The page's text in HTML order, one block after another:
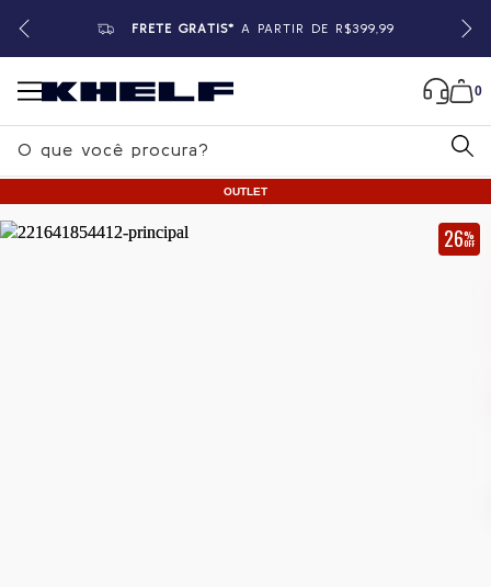
FRETE GRÁTIS* A PARTIR DE R$399,99
0
B
u
s
c
a
OUTLET
26%
OFF